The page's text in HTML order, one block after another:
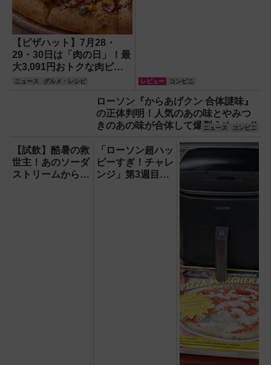
【ピザハット】7月28・
29・30日は「肉の日」！最
大3,091円おトクな肉ピザ
で猛暑を吹き飛ばそう
ニュース グルメ・レシピ レビュー コンビニ
ローソン『からあげクン 合体謎味』
の正体判明！人気のあの味とやみつ
きのあの味が合体して爆裂うめぇ～!!
ニュース コンビニ
【試飲】酷暑の救
世主！あのソーダ
ストリームから
「ローソン超ハッ
ピーすぎ！チャレ
ンジ」第3週目は